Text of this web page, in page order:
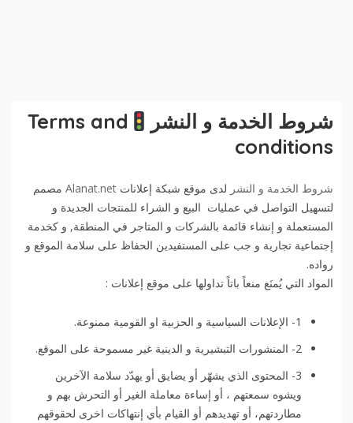
شروط الخدمة و النشر
Terms and
conditions
شروط الخدمة و النشر لدى موقع شبكة إعلانات Alanat.net مصمم
لتسهيل التواصل في عمليات البيع و الشراء للمنتجات الجديدة و
المستعملة و إنشاء قائمة بالشركات و المتاجر في المنطقة, و كخدمة
إجتماعية تجارية و جب على المستفيدين الحفاظ على سلامة الموقع و
رواده.
المواد التي يُمنَع منعاً باتاً تداولها على موقع إعلانات :
1- الإعلانات السياسية و الحزبية او القومية ممنوعة.
2- المنشورات التبشيرية و الدينية غير مسموحة على الموقع.
3- المحتوى الذي يشهّر أو يضايق أو يهدّد سلامة الآخرين
ويشوه سمعتهم ، أو إساءة معاملة الغير أو التحرش بهم و
مطاردتهم، أو تهديدهم أو القيام بأي إنتهاكات اخرى لحقوقهم